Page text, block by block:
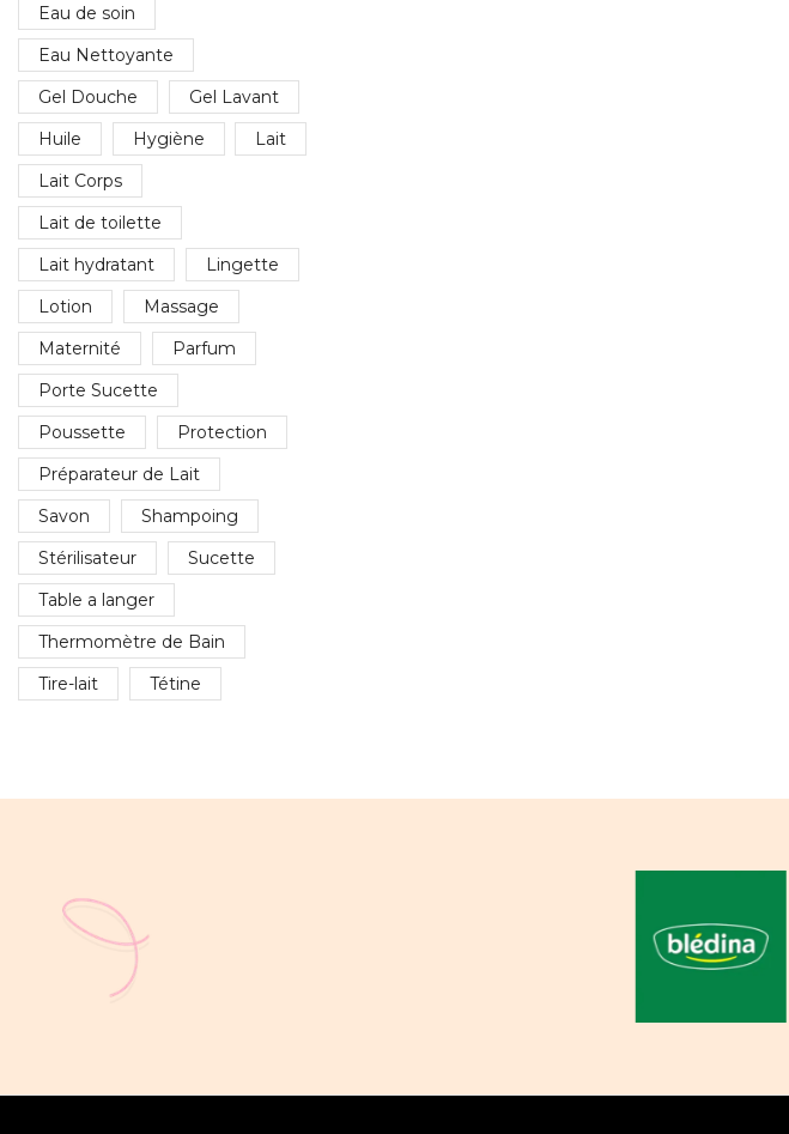
Eau de soin
Eau Nettoyante
Gel Douche
Gel Lavant
Huile
Hygiène
Lait
Lait Corps
Lait de toilette
Lait hydratant
Lingette
Lotion
Massage
Maternité
Parfum
Porte Sucette
Poussette
Protection
Préparateur de Lait
Savon
Shampoing
Stérilisateur
Sucette
Table a langer
Thermomètre de Bain
Tire-lait
Tétine